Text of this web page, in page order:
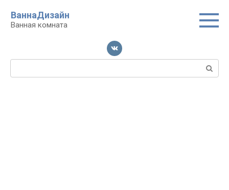
контенту
ВаннаДизайн
Ванная комната
Поиск: